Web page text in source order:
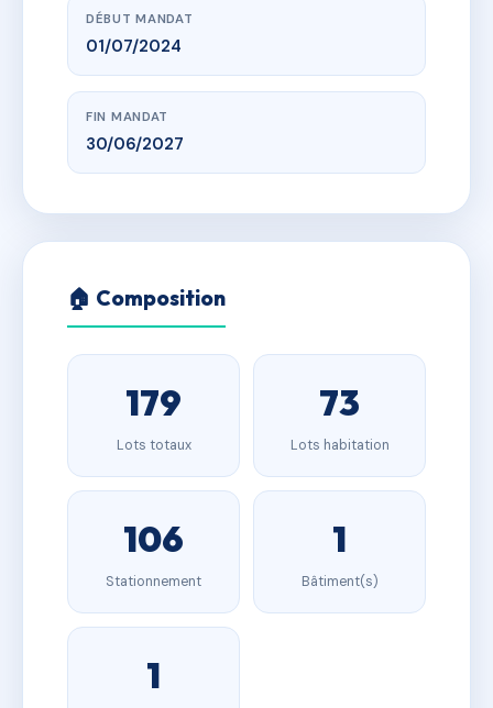
DÉBUT MANDAT
01/07/2024
FIN MANDAT
30/06/2027
🏠 Composition
179
Lots totaux
73
Lots habitation
106
Stationnement
1
Bâtiment(s)
1